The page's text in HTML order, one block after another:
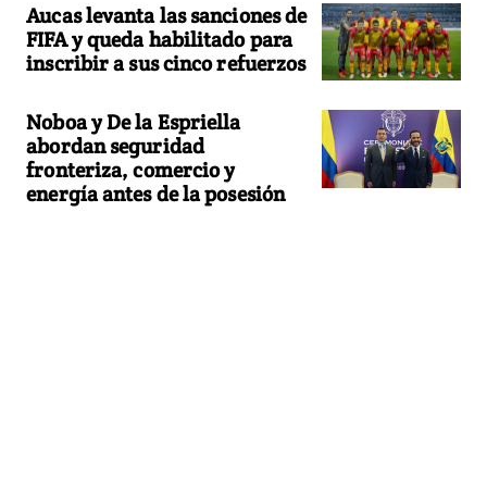
Aucas levanta las sanciones de
FIFA y queda habilitado para
inscribir a sus cinco refuerzos
Noboa y De la Espriella
abordan seguridad
fronteriza, comercio y
energía antes de la posesión